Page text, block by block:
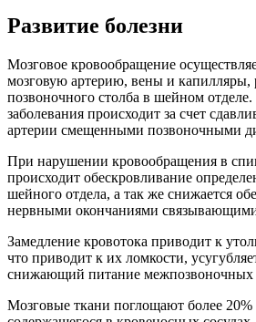
Развитие болезни
Мозговое кровообращение
мозговую артерию, вены и капилляры,
позвоночного столба в шейном
заболевания происходит за счет
артерии смещенными позвоночными
При нарушении кровообращения в
происходит обескровливание
шейного отдела, а так же снижается
нервными окончаниями
Замедление кровотока приводит к
что приводит к их ломкости,
снижающий питание межпозвоночных
Мозговые ткани поглощают более 20%